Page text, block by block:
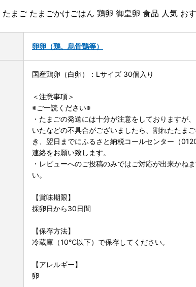
まご たまごかけごはん 鶏卵 御皇卵 食品 人気 お
卵卵（鶏、烏骨鶏等）
国産鶏卵（白卵）：Lサイズ 30個入り
＜注意事項＞
※ご一読ください※
・たまごの発送には十分が注意をしておりますが
いたなどの不具合がございましたら、割れたたま
き、翌日までにふるさと納税コールセンター（
連絡をお願い致します。
・レビューへのご投稿のみではご対応が出来かね
い。
【賞味期限】
採卵日から30日間
【保存方法】
冷蔵庫（10℃以下）で保存してください。
【アレルギー】
卵